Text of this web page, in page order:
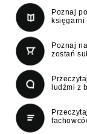
Poznaj
księgarni
Poznaj
zostań
ludźmi z